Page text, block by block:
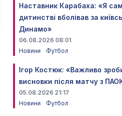
Наставник Карабаха: «Я
дитинстві вболівав за
Динамо»
06.08.2026 08:01
Новини
Футбол
Ігор Костюк: «Важливо
висновки після матчу з
05.08.2026 21:17
Новини
Футбол